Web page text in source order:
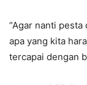
“Agar nanti
apa yang kita
tercapai dengan